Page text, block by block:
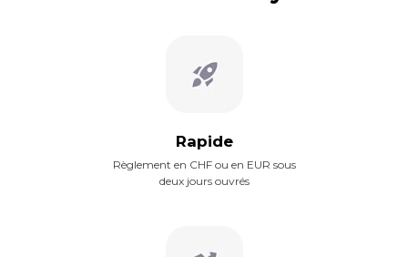
Rapide
Règlement en CHF ou en EUR sous
deux jours ouvrés